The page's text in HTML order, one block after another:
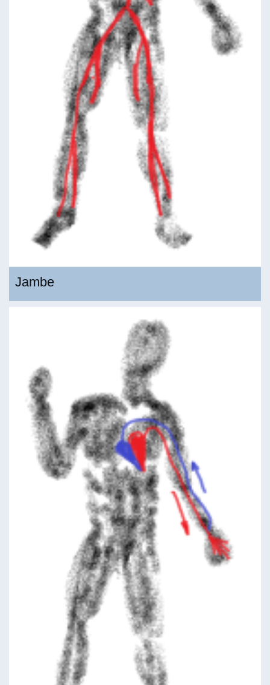
Jambe